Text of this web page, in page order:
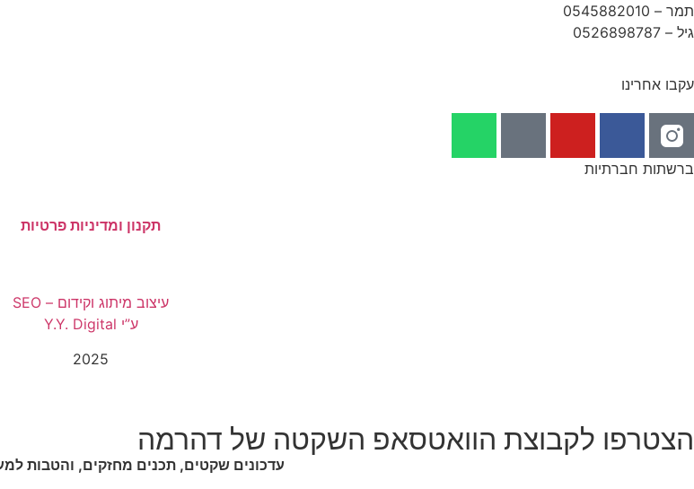
תמר – 0545882010
גיל – 0526898787
עקבו אחרינו
ברשתות חברתיות
תקנון ומדיניות פרטיות
עיצוב מיתוג וקידום – SEO
ע”י Y.Y. Digital
2025
הצטרפו לקבוצת הוואטסאפ השקטה של דהרמה
עדכונים שקטים, תכנים מחזקים, והטבות